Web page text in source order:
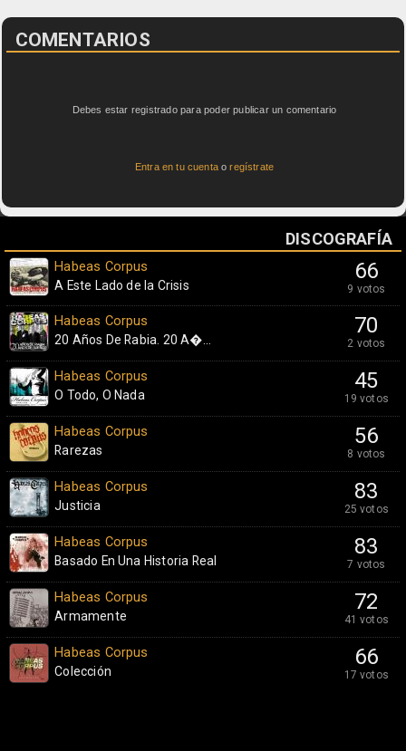
COMENTARIOS
Debes estar registrado para poder publicar un comentario
Entra en tu cuentaoregístrate
DISCOGRAFÍA
66
9 votos
Habeas Corpus
A Este Lado de la Crisis
70
2 votos
Habeas Corpus
20 Años De Rabia. 20 A�...
45
19 votos
Habeas Corpus
O Todo, O Nada
56
8 votos
Habeas Corpus
Rarezas
83
25 votos
Habeas Corpus
Justicia
83
7 votos
Habeas Corpus
Basado En Una Historia Real
72
41 votos
Habeas Corpus
Armamente
66
17 votos
Habeas Corpus
Colección